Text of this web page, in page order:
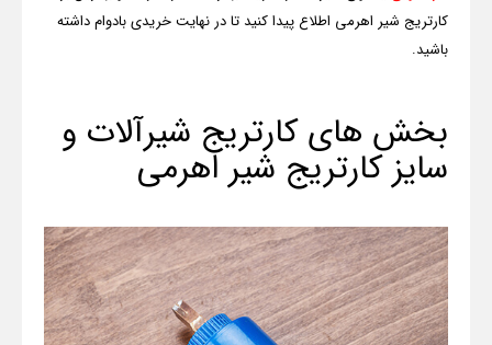
کارتریج شیر اهرمی اطلاع پیدا کنید تا در نهایت خریدی بادوام داشته
باشید.
بخش های کارتریج شیرآلات و
سایز کارتریج شیر اهرمی